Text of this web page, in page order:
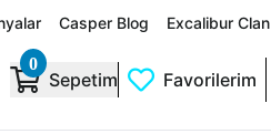
Casper Blog Excalibur Clan
0
Sepetim Favorilerim